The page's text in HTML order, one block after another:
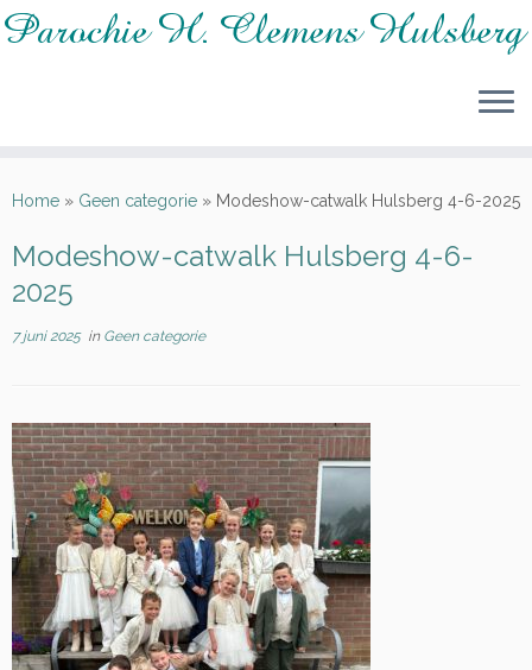
naarHome » Geen categorie » Modeshow-catwalk Hulsberg 4-6-2025
Modeshow-catwalk Hulsberg 4-6-
2025
7 juni 2025in Geen categorie